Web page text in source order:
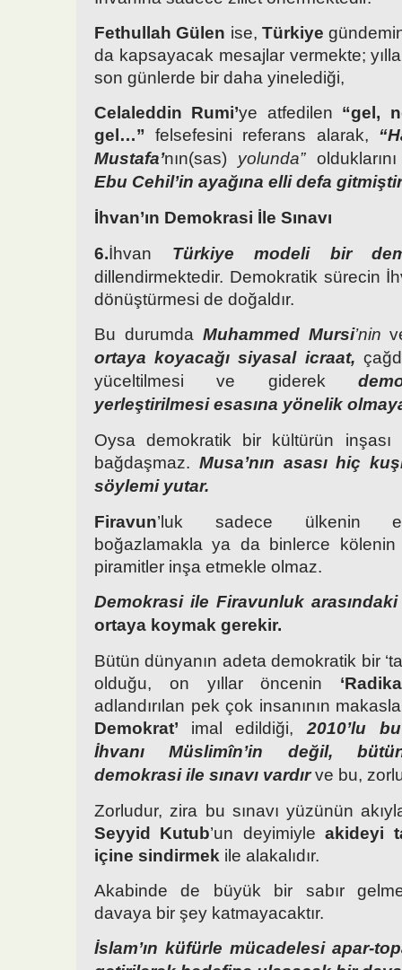
Fethullah Gülen ise, Türkiye
da kapsayacak mesajlar vermekte;
son günlerde bir daha yinelediği,
Celaleddin Rumi’ye atfedilen “gel,
gel…” felsefesini referans alarak,
Mustafa’nın(sas) yolunda”
Ebu Cehil’in ayağına elli defa
İhvan’ın Demokrasi İle Sınavı
6.İhvan Türkiye
modeli bir
dillendirmektedir. Demokratik sürecin
dönüştürmesi de doğaldır.
Bu durumda Muhammed Mursi’nin
ortaya koyacağı siyasal icraat,
yüceltilmesi ve giderek
yerleştirilmesi esasına yönelik
Oysa demokratik bir kültürün inşası
bağdaşmaz. Musa’nın asası hiç
söylemi yutar.
Firavun’luk sadece ülkenin
boğazlamakla ya da binlerce
piramitler inşa etmekle olmaz.
Demokrasi ile Firavunluk arasındaki
ortaya koymak gerekir.
Bütün dünyanın adeta demokratik bir
olduğu, on yıllar öncenin
adlandırılan pek çok insanının
Demokrat’ imal edildiği,2010’lu
İhvanı Müslimîn’in değil,
demokrasi ile sınavı vardırve bu, zorlu
Zorludur, zira bu sınavı yüzünün
Seyyid Kutub’un deyimiyleakideyi
içine sindirmek ile alakalıdır.
Akabinde de büyük bir sabır
davaya bir şey katmayacaktır.
İslam’ın küfürle mücadelesi apar-